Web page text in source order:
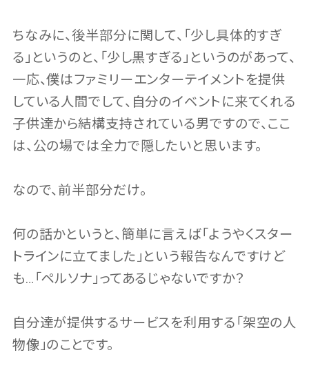
ちなみに、後半部分に関して、「少し具体的すぎ
る」というのと、「少し黒すぎる」というのがあって、
一応、僕はファミリーエンターテイメントを提供
している人間でして、自分のイベントに来てくれる
子供達から結構支持されている男ですので、ここ
は、公の場では全力で隠したいと思います。
なので、前半部分だけ。
何の話かというと、簡単に言えば「ようやくスター
トラインに立てました」という報告なんですけど
も…「ペルソナ」ってあるじゃないですか？
自分達が提供するサービスを利用する「架空の人
物像」のことです。